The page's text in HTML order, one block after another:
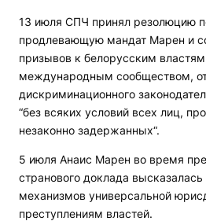
13 июля СПЧ принял резолюцию
продлевающую мандат Марен и
призывов к белорусским
международным сообществом,
дискриминационного
“без всяких условий всех лиц,
незаконно задержанных“.
5 июля Анаис Марен во время
странового доклада
механизмов универсальной
преступлениям властей.